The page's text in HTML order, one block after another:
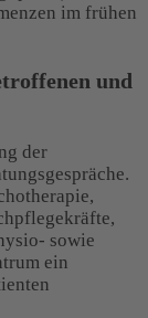
im frühen
und
der
sowie
ein